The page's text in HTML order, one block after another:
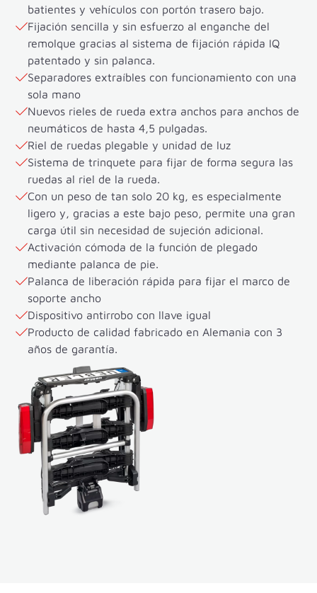
batientes y vehículos con portón trasero bajo.
Fijación sencilla y sin esfuerzo al enganche del
remolque gracias al sistema de fijación rápida IQ
patentado y sin palanca.
Separadores extraíbles con funcionamiento con una
sola mano
Nuevos rieles de rueda extra anchos para anchos de
neumáticos de hasta 4,5 pulgadas.
Riel de ruedas plegable y unidad de luz
Sistema de trinquete para fijar de forma segura las
ruedas al riel de la rueda.
Con un peso de tan solo 20 kg, es especialmente
ligero y, gracias a este bajo peso, permite una gran
carga útil sin necesidad de sujeción adicional.
Activación cómoda de la función de plegado
mediante palanca de pie.
Palanca de liberación rápida para fijar el marco de
soporte ancho
Dispositivo antirrobo con llave igual
Producto de calidad fabricado en Alemania con 3
años de garantía.